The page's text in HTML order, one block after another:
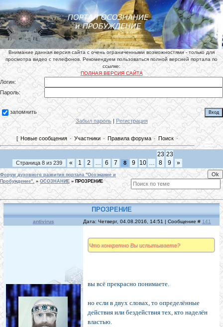
Внимание данная версия сайта с очень ограниченными возможностями - только для
просмотра видео с телефонов. Рекомендуем пользоваться полной версией портала по
ссылке:
ПОЛНАЯ ВЕРСИЯ САЙТА
Логин:
Пароль:
запомнить
Забыл пароль| Регистрация
[ Новые сообщения · Участники · Правила форума · Поиск·
Страница 8 из 239 « 1 2 … 6 7 8 9 10 …
23
8
23
9
»
Форум духовного развития портала "Осознание и
Пробуждение". » ОСОЗНАНИЕ » ПРОЗРЕНИЕ
ПРОЗРЕНИЕ
antivirus Дата: Четверг, 04.08.2016, 14:51 | Сообщение # 141
Что конкретно Вы испытываете?
вы всё прекрасно понимаете.
но если в двух словах, то определённые
действия или бездействия тех, кто наделён
властью.